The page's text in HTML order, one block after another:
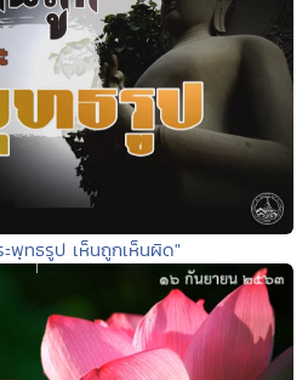
ะพุทธรูป เห็นถูกเห็นผิด"